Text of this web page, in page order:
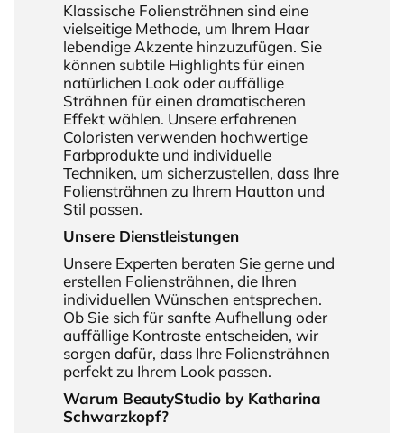
Klassische Foliensträhnen sind eine
vielseitige Methode, um Ihrem Haar
lebendige Akzente hinzuzufügen. Sie
können subtile Highlights für einen
natürlichen Look oder auffällige
Strähnen für einen dramatischeren
Effekt wählen. Unsere erfahrenen
Coloristen verwenden hochwertige
Farbprodukte und individuelle
Techniken, um sicherzustellen, dass Ihre
Foliensträhnen zu Ihrem Hautton und
Stil passen.
Unsere Dienstleistungen
Unsere Experten beraten Sie gerne und
erstellen Foliensträhnen, die Ihren
individuellen Wünschen entsprechen.
Ob Sie sich für sanfte Aufhellung oder
auffällige Kontraste entscheiden, wir
sorgen dafür, dass Ihre Foliensträhnen
perfekt zu Ihrem Look passen.
Warum BeautyStudio by Katharina
Schwarzkopf?